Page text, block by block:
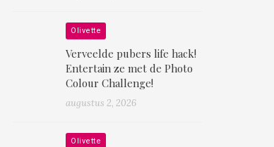
Olivette
Verveelde pubers life hack!
Entertain ze met de Photo
Colour Challenge!
augustus 2, 2026
Olivette